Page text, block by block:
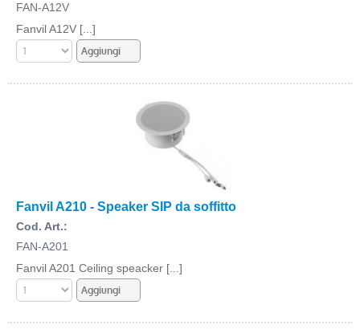
FAN-A12V
Fanvil A12V [...]
Fanvil A210 - Speaker SIP da soffitto
Cod. Art.:
FAN-A201
Fanvil A201 Ceiling speacker [...]